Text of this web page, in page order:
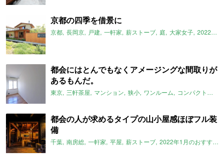
京都の四季を借景に
京都 長岡京 戸建 一軒家 薪ストーブ 庭 大家女子 2022年1月のおすすめ
都会にはとんでもなくアメージングな間取りが
あるもんだ。
東京 三軒茶屋 マンション 狭小 ワンルーム コンパクトルーム
都会の人が求めるタイプの山小屋感ほぼフル装
備
千葉 南房総 一軒家 平屋 薪ストーブ 2022年1月のおすすめ